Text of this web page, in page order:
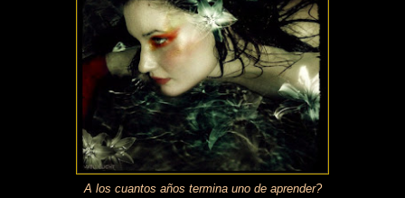
A los cuantos años termina uno de aprender?